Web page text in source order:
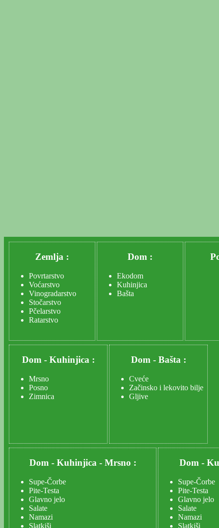
Zemlja :
Povrtarstvo
Voćarstvo
Vinogradarstvo
Stočarstvo
Pčelarstvo
Ratarstvo
Dom :
Ekodom
Kuhinjica
Bašta
Dom - Kuhinjica :
Mrsno
Posno
Zimnica
Dom - Bašta :
Cveće
Začinsko i lekovito bilje
Gljive
Dom - Kuhinjica - Mrsno :
Supe-Čorbe
Pite-Testa
Glavno jelo
Salate
Namazi
Slatkiši
Dom -
Supe-Čorbe
Pite-Testa
Glavno jelo
Salate
Namazi
Slatkiši